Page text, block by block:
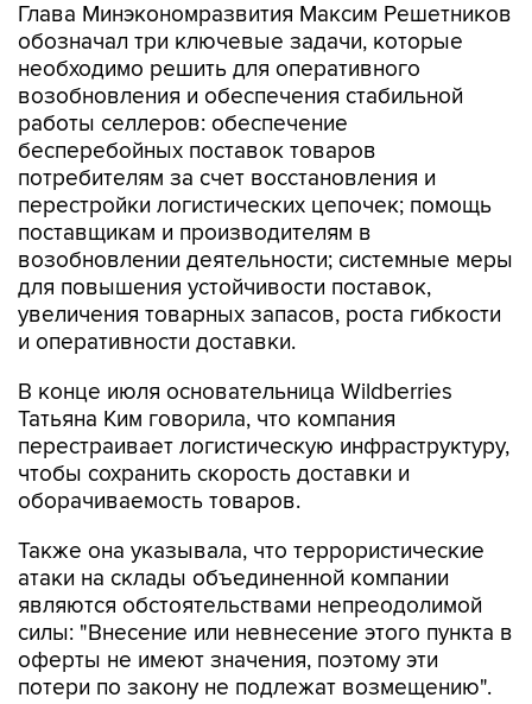
Глава Минэкономразвития Максим Решетников
обозначал три ключевые задачи, которые
необходимо решить для оперативного
возобновления и обеспечения стабильной
работы селлеров: обеспечение
бесперебойных поставок товаров
потребителям за счет восстановления и
перестройки логистических цепочек; помощь
поставщикам и производителям в
возобновлении деятельности; системные меры
для повышения устойчивости поставок,
увеличения товарных запасов, роста гибкости
и оперативности доставки.
В конце июля основательница Wildberries
Татьяна Ким говорила, что компания
перестраивает логистическую инфраструктуру,
чтобы сохранить скорость доставки и
оборачиваемость товаров.
Также она указывала, что террористические
атаки на склады объединенной компании
являются обстоятельствами непреодолимой
силы: "Внесение или невнесение этого пункта в
оферты не имеют значения, поэтому эти
потери по закону не подлежат возмещению".